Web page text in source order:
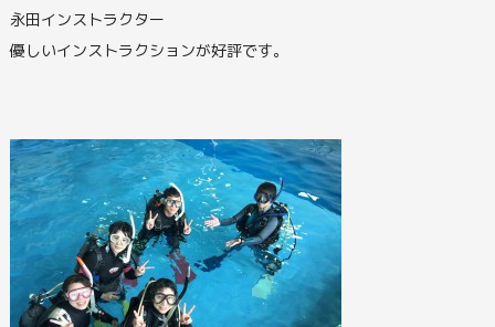
永田インストラクター
優しいインストラクションが好評です。